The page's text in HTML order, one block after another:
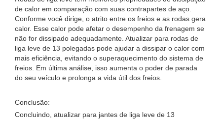
de calor em comparação com suas contrapartes de aço.
Conforme você dirige, o atrito entre os freios e as rodas gera
calor. Esse calor pode afetar o desempenho da frenagem se
não for dissipado adequadamente. Atualizar para rodas de
liga leve de 13 polegadas pode ajudar a dissipar o calor com
mais eficiência, evitando o superaquecimento do sistema de
freios. Em última análise, isso aumenta o poder de parada
do seu veículo e prolonga a vida útil dos freios.
Conclusão:
Concluindo, atualizar para jantes de liga leve de 13